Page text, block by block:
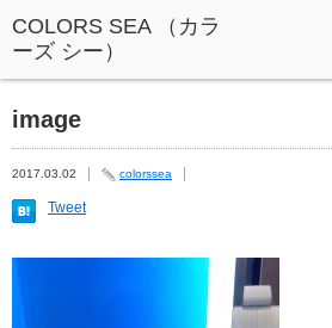
image
2017.03.02 colorssea
Tweet